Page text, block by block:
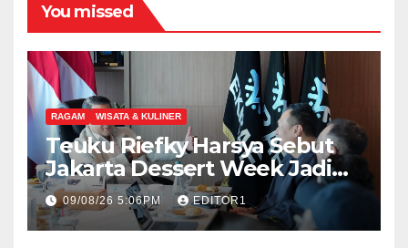
You missed
RAGAM WISATA & KULINER
Teuku Riefky Harsya Sebut
Jakarta Dessert Week Jadi
Ajang Memperkenalkan
Gastronomi ke Dunia
Internasional
09/08/26 5:06PM EDITOR1